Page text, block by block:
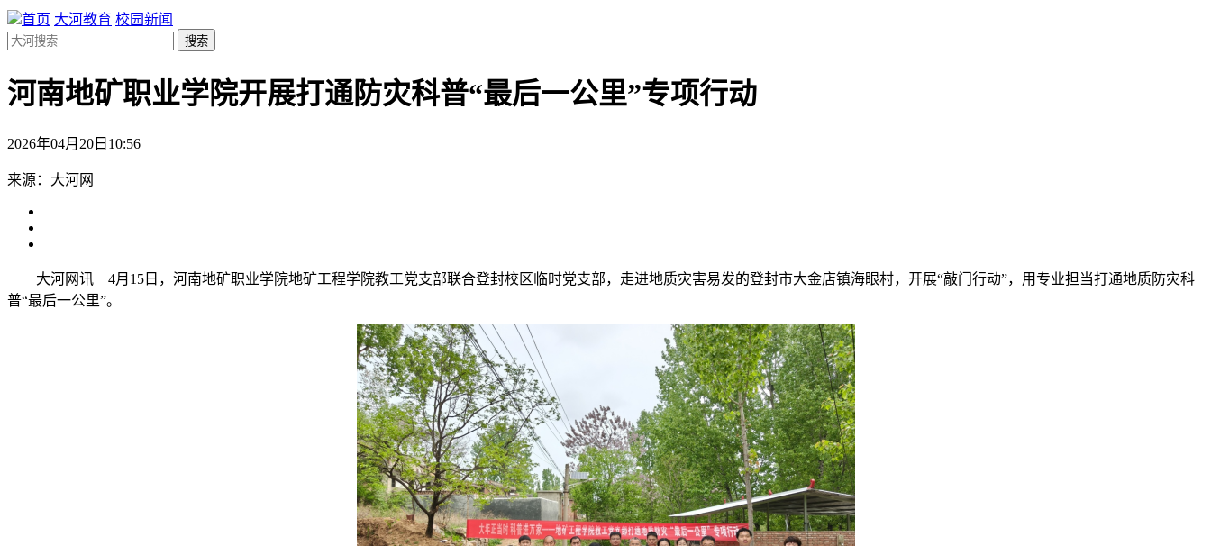
首页 大河教育 校园新闻
搜索
河南地矿职业学院开展打通防灾科普“最后一公里”专项行动
2026年04月20日10:56
来源：大河网
大河网讯 4月15日，河南地矿职业学院地矿工程学院教工党支部联合登封校区临时党支部，走进地质灾害易发的登封市大金店镇海眼村，开展“敲门行动”，用专业担当打通地质防灾科
普“最后一公里”。